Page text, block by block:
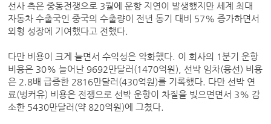
선사 측은 중동전쟁으로 3월에 운항 지연이 발생했지만 세계 최대
자동차 수출국인 중국의 수출량이 전년 동기 대비 57% 증가하면서
외형 성장에 기여했다고 전했다.
다만 비용이 크게 늘면서 수익성은 악화했다. 이 회사의 1분기 운항
비용은 30% 늘어난 9692만달러(1470억원), 선박 임차(용선) 비용
은 2.8배 급증한 2816만달러(430억원)를 기록했다. 다만 선박 연
료(벙커유) 비용은 전쟁으로 선박 운항이 차질을 빚으면면서 3% 감
소한 5430만달러(약 820억원)에 그쳤다.